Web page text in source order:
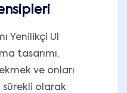
Yenilikçi UI
tasarımı,
ve onları
olarak